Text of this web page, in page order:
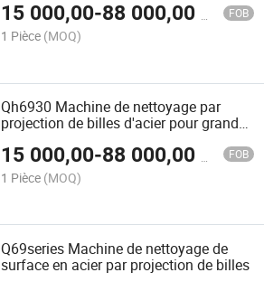
15 000,00-88 000,00 FOB
1 Pièce (MOQ)
Qh6930 Machine de nettoyage par
projection de billes d'acier pour grandes
15 000,00-88 000,00 FOB
1 Pièce (MOQ)
Q69series Machine de nettoyage de
surface en acier par projection de billes